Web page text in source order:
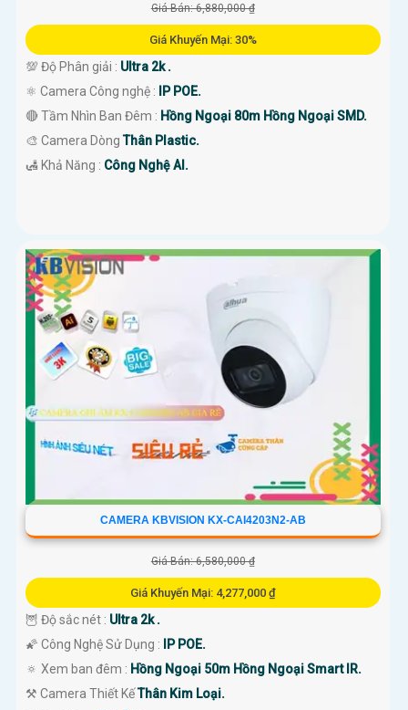
Giá Bán: 6,880,000 ₫
Giá Khuyến Mại: 30%
💯 Độ Phân giải : Ultra 2k .
⚛️ Camera Công nghệ :
IP POE.
🔴 Tầm Nhìn Ban Đêm : Hồng Ngoại 80m Hồng Ngoại SMD.
🎨 Camera DòngThân Plastic.
️🛃 Khả Năng : Công Nghệ AI.
CAMERA KBVISION KX-CAI4203N2-AB
Giá Bán: 6,580,000 ₫
Giá Khuyến Mại: 4,277,000 ₫
🦉 Độ sắc nét : Ultra 2k .
🌠 Công Nghệ Sử Dụng :
IP POE.
🔅 Xem ban đêm : Hồng Ngoại 50m Hồng Ngoại Smart IR.
⚒ Camera Thiết KếThân Kim Loại.